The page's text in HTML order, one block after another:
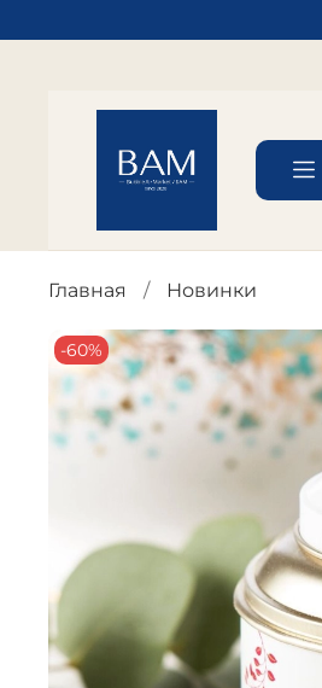
Главная Новинки
-60%